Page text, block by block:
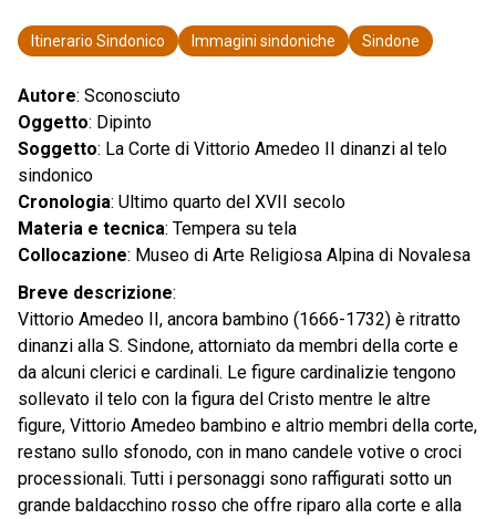
Itinerario Sindonico Immagini sindoniche Sindone
Autore: Sconosciuto
Oggetto: Dipinto
Soggetto: La Corte di Vittorio Amedeo II dinanzi al telo
sindonico
Cronologia: Ultimo quarto del XVII secolo
Materia e tecnica: Tempera su tela
Collocazione: Museo di Arte Religiosa Alpina di Novalesa
Breve descrizione:
Vittorio Amedeo II, ancora bambino (1666-1732) è ritratto
dinanzi alla S. Sindone, attorniato da membri della corte e
da alcuni clerici e cardinali. Le figure cardinalizie tengono
sollevato il telo con la figura del Cristo mentre le altre
figure, Vittorio Amedeo bambino e altrio membri della corte,
restano sullo sfonodo, con in mano candele votive o croci
processionali. Tutti i personaggi sono raffigurati sotto un
grande baldacchino rosso che offre riparo alla corte e alla